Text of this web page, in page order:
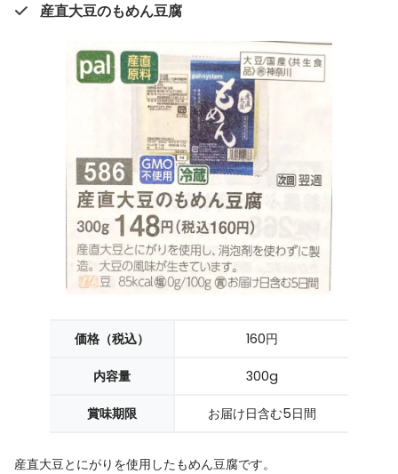
産直大豆のもめん豆腐
価格（税込） 160円
内容量 300g
賞味期限 お届け日含む5日間
産直大豆とにがりを使用したもめん豆腐です。